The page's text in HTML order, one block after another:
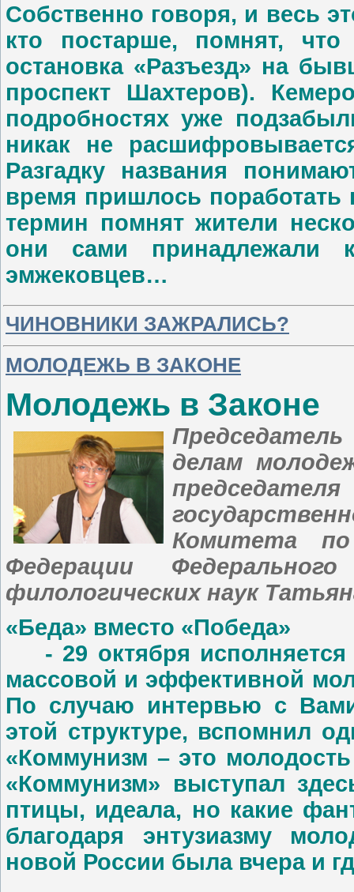
Собственно говоря, и весь
кто постарше, помнят,
остановка «Разъезд» на
проспект Шахтеров).
подробностях уже
никак не
Разгадку названия
время пришлось поработать
термин помнят жители
они сами принадлежали к
эмжековцев…
ЧИНОВНИКИ ЗАЖРАЛИСЬ?
МОЛОДЕЖЬ В ЗАКОНЕ
Молодежь в Законе
делам
Комитета
Федерации
филологических наук
«Беда» вместо «Победа»
- 29 октября исполняется
массовой и эффективной
По случаю интервью с
этой структуре, вспомнил
«Коммунизм – это
«Коммунизм» выступал
птицы, идеала, но какие
благодаря энтузиазму
новой России была вчера и